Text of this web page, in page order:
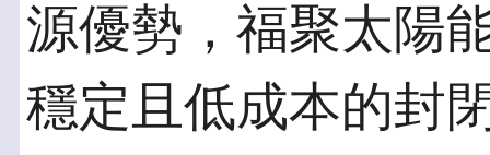
源優勢，福聚太陽
穩定且低成本的封